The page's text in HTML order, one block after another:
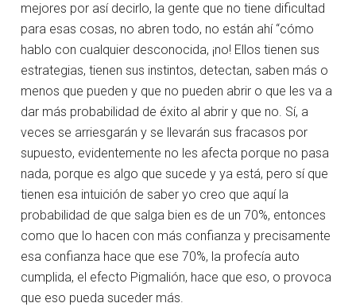
mejores por así decirlo, la gente que no tiene dificultad
para esas cosas, no abren todo, no están ahí “cómo
hablo con cualquier desconocida, ¡no! Ellos tienen sus
estrategias, tienen sus instintos, detectan, saben más o
menos que pueden y que no pueden abrir o que les va a
dar más probabilidad de éxito al abrir y que no. Sí, a
veces se arriesgarán y se llevarán sus fracasos por
supuesto, evidentemente no les afecta porque no pasa
nada, porque es algo que sucede y ya está, pero sí que
tienen esa intuición de saber yo creo que aquí la
probabilidad de que salga bien es de un 70%, entonces
como que lo hacen con más confianza y precisamente
esa confianza hace que ese 70%, la profecía auto
cumplida, el efecto Pigmalión, hace que eso, o provoca
que eso pueda suceder más.